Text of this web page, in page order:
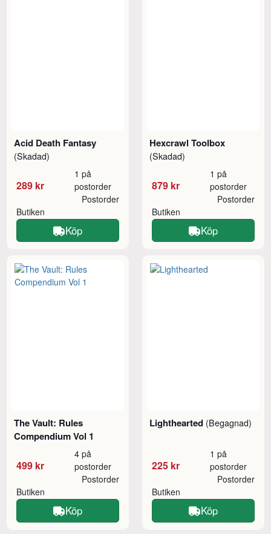
Acid Death Fantasy
(Skadad)
289 kr
1 på
postorder
Butiken
Postorder
Köp
Hexcrawl Toolbox
(Skadad)
879 kr
1 på
postorder
Butiken
Postorder
Köp
The Vault: Rules
Compendium Vol 1
499 kr
4 på
postorder
Butiken
Postorder
Köp
Lighthearted (Begagnad)
225 kr
1 på
postorder
Butiken
Postorder
Köp